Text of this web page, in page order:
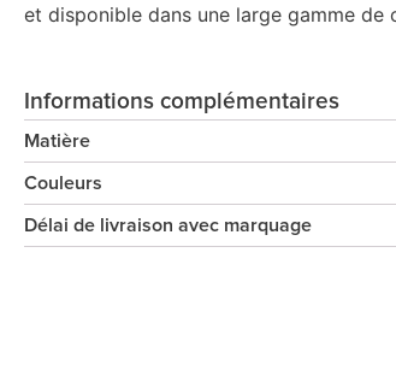
et disponible dans une large gamme de
Informations complémentaires
Matière
Couleurs
Délai de livraison avec marquage